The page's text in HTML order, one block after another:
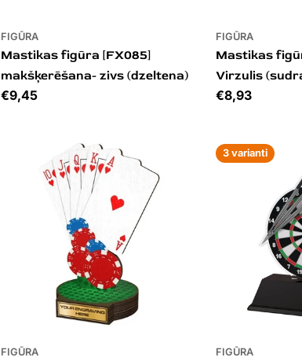
FIGŪRA
Mastikas figūra [FX085]
makšķerēšana- zivs (dzeltena)
Cena
€9,45
FIGŪRA
Mastikas
Virzulis
Cena
€8,93
FIGŪRA
3 varianti
FIGŪRA